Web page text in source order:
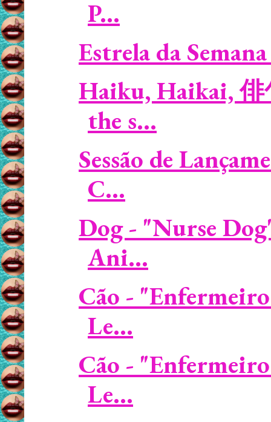
P...
Estrela da
Haiku, Haikai, 俳
the s...
Sessão de
C...
Dog - "Nurse
Ani...
Cão -
Le...
Cão -
Le...